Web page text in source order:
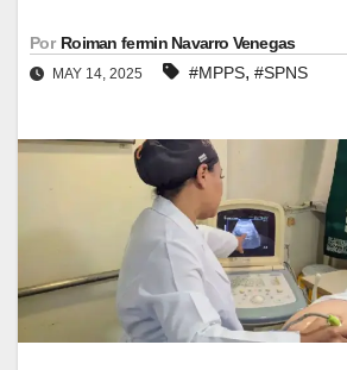
Por Roiman fermin Navarro Venegas
MAY 14, 2025 #MPPS, #SPNS